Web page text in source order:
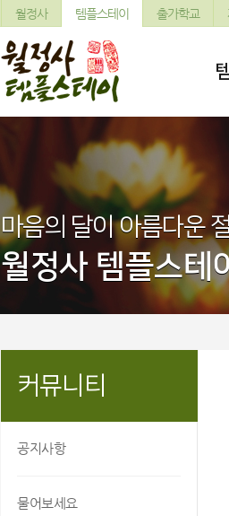
월정사 템플스테이 출가학교
마음의 달이 아름다운
월정사 템플스테
커뮤니티
공지사항
물어보세요